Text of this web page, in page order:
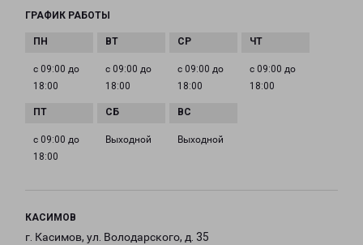
ГРАФИК РАБОТЫ
с 09:00 до
18:00
с 09:00 до
18:00
с 09:00 до
18:00
с 09:00 до
18:00
с 09:00 до
18:00
Выходной Выходной
КАСИМОВ
г. Касимов, ул. Володарского, д. 35